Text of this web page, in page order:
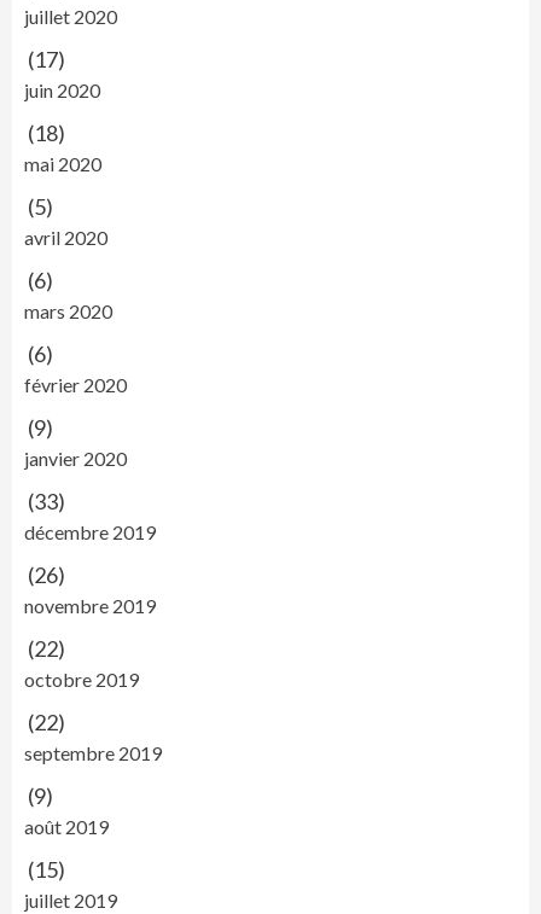
juillet 2020
(17)
juin 2020
(18)
mai 2020
(5)
avril 2020
(6)
mars 2020
(6)
février 2020
(9)
janvier 2020
(33)
décembre 2019
(26)
novembre 2019
(22)
octobre 2019
(22)
septembre 2019
(9)
août 2019
(15)
juillet 2019